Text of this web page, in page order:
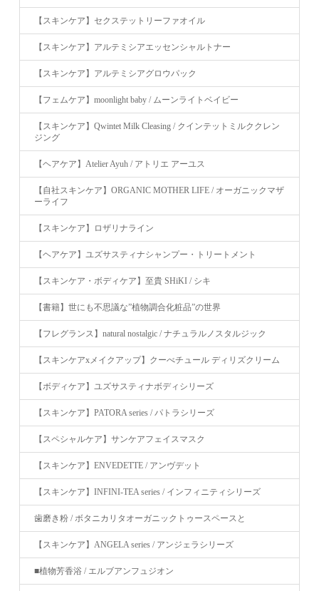
【スキンケア】セクステットリーファオイル
【スキンケア】アルテミシアエッセンシャルトナー
【スキンケア】アルテミシアグロウパック
【フェムケア】moonlight baby / ムーンライトベイビー
【スキンケア】Qwintet Milk Cleasing / クインテットミルククレン
ジング
【ヘアケア】Atelier Ayuh / アトリエ アーユス
【自社スキンケア】ORGANIC MOTHER LIFE / オーガニックマザ
ーライフ
【スキンケア】ロザリナライン
【ヘアケア】ユズサスティナシャンプー・トリートメント
【スキンケア・ボディケア】至貴 SHiKI / シキ
【書籍】世にも不思議な”植物調合化粧品”の世界
【フレグランス】natural nostalgic / ナチュラルノスタルジック
【スキンケアxメイクアップ】クーべチュール ディリズクリーム
【ボディケア】ユズサスティナボディシリーズ
【スキンケア】PATORA series / パトラシリーズ
【スペシャルケア】サンケアフェイスマスク
【スキンケア】ENVEDETTE / アンヴデット
【スキンケア】INFINI-TEA series / インフィニティシリーズ
歯磨き粉 / ボタニカリタオーガニックトゥースペースと
【スキンケア】ANGELA series / アンジェラシリーズ
■植物芳香浴 / エルブアンフュジオン